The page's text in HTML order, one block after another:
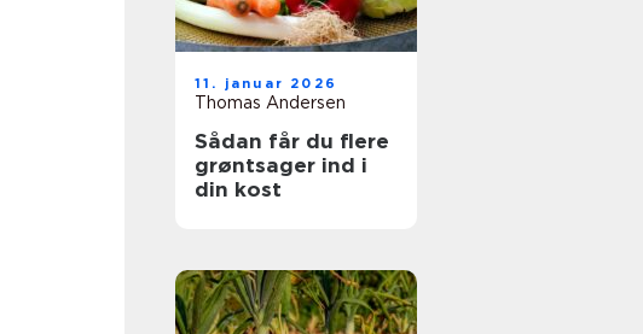
11. januar 2026
Thomas Andersen
Sådan får du flere
grøntsager ind i
din kost